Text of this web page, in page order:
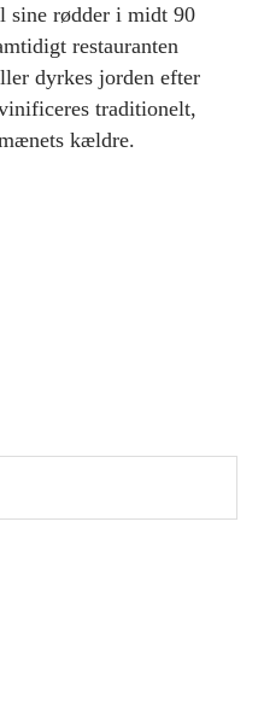
sine rødder i midt 90
restauranten
dyrkes jorden efter
traditionelt,
kældre.